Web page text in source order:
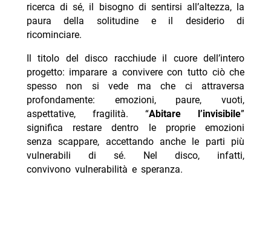
ricerca di sé, il bisogno di sentirsi all’altezza, la
paura della solitudine e il desiderio di
ricominciare.
Il titolo del disco racchiude il cuore dell’intero
progetto: imparare a convivere con tutto ciò che
spesso non si vede ma che ci attraversa
profondamente: emozioni, paure, vuoti,
aspettative, fragilità. “Abitare l’invisibile”
significa restare dentro le proprie emozioni
senza scappare, accettando anche le parti più
vulnerabili di sé. Nel disco, infatti,
convivono vulnerabilità e speranza.